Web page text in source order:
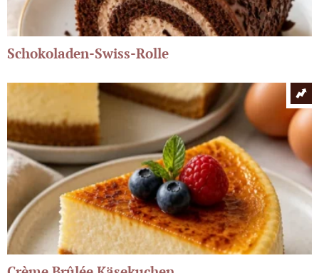
Schokoladen-Swiss-Rolle